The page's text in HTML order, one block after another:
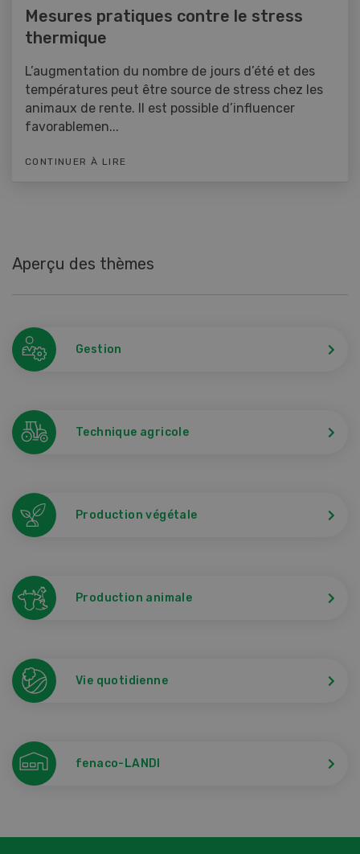
Mesures pratiques contre le stress
thermique
L’augmentation du nombre de jours d’été et des
températures peut être source de stress chez les
animaux de rente. Il est possible d’influencer
favorablemen...
CONTINUER À LIRE
Aperçu des thèmes
Gestion
Technique agricole
Production végétale
Production animale
Vie quotidienne
fenaco-LANDI